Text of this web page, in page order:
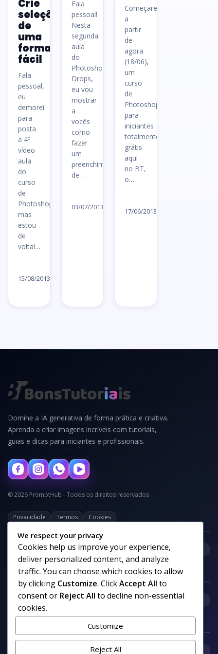
Crie
seleções
de
uma
forma
fácil
Fala
pessoal,
eu
demorei
para
posta
a 4º
vídeo
aula
do
curso
de
Photoshop
mas
estou
de
volta!…
15/08/2013
Fala
pessoal!
Nesta
segunda
aula
do
Photoshop
Drops,
eu vou
mostrar
a
vocês
como
fazer
um
preenchimento
de…
03/07/2013
Começaremos
a
partir
de
agora
(18/06),
um
curso
de
Photoshop
para
iniciantes
totalmente
grátis
aqui
no BT,
o…
17/06/2013
Domine a IA generativa de forma prática e criativa.
Aprenda a criar imagens incríveis com tutoriais,
guias e dicas para iniciantes e profissionais.
© 2026 PromptHub - Todos os direitos reservados
Privacidade Termos Cookies
Categorias
Links uteis
We respect your privacy
Cookies help us improve your experience,
deliver personalized content, and analyze
traffic. You can choose which cookies to allow
by clicking Customize. ClickAccept All to
consent or Reject All to decline non-essential
cookies.
Customize
Reject All